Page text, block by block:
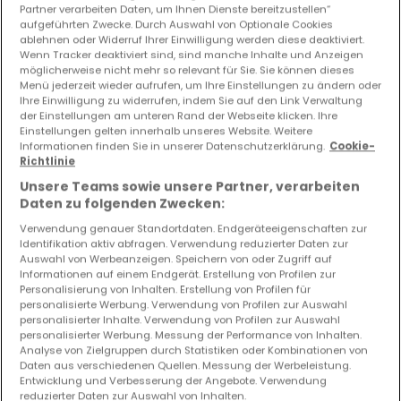
Vorschau auf neue Inserate und
Preissenkungen!
Richten Sie einen Alarm für diese Suche ein, um neue
Objekte und Preissenkungen direkt in Ihrem
Posteingang zu erhalten!
Suchauftrag
Bitte ändern Sie Ihre Suche und versuchen Sie
es erneut
Häuser kaufen in Breidweiler - nach Typ
Partner verarbeiten Daten, um Ihnen Dienste bereitzustellen“
aufgeführten Zwecke. Durch Auswahl von Optionale Cookies
ablehnen oder Widerruf Ihrer Einwilligung werden diese deaktiviert.
Wenn Tracker deaktiviert sind, sind manche Inhalte und Anzeigen
möglicherweise nicht mehr so relevant für Sie. Sie können dieses
Menü jederzeit wieder aufrufen, um Ihre Einstellungen zu ändern oder
Ihre Einwilligung zu widerrufen, indem Sie auf den Link Verwaltung
der Einstellungen am unteren Rand der Webseite klicken. Ihre
Einstellungen gelten innerhalb unseres Website. Weitere
Informationen finden Sie in unserer Datenschutzerklärung. Cookie-
Richtlinie
Unsere Teams sowie unsere Partner, verarbeiten
Daten zu folgenden Zwecken:
Verwendung genauer Standortdaten. Endgeräteeigenschaften zur
Identifikation aktiv abfragen. Verwendung reduzierter Daten zur
Auswahl von Werbeanzeigen. Speichern von oder Zugriff auf
Informationen auf einem Endgerät. Erstellung von Profilen zur
Personalisierung von Inhalten. Erstellung von Profilen für
personalisierte Werbung. Verwendung von Profilen zur Auswahl
personalisierter Inhalte. Verwendung von Profilen zur Auswahl
personalisierter Werbung. Messung der Performance von Inhalten.
Analyse von Zielgruppen durch Statistiken oder Kombinationen von
Daten aus verschiedenen Quellen. Messung der Werbeleistung.
Entwicklung und Verbesserung der Angebote. Verwendung
reduzierter Daten zur Auswahl von Inhalten.